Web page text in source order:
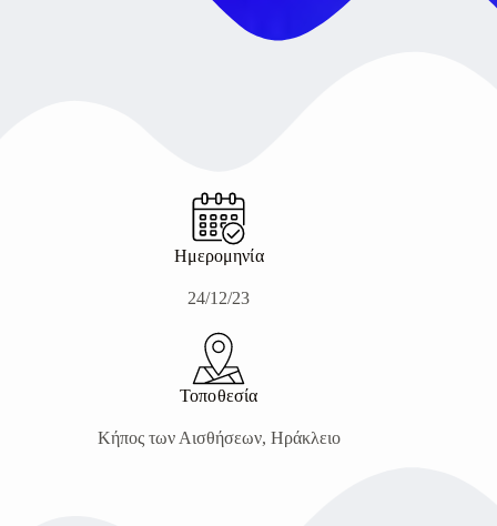
Ημερομηνία
24/12/23
Τοποθεσία
Κήπος των Αισθήσεων, Ηράκλειο